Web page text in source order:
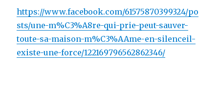
https://www.facebook.com/61575870399324/po
sts/une-m%C3%A8re-qui-prie-peut-sauver-
toute-sa-maison-m%C3%AAme-en-silenceil-
existe-une-force/122169796562862346/